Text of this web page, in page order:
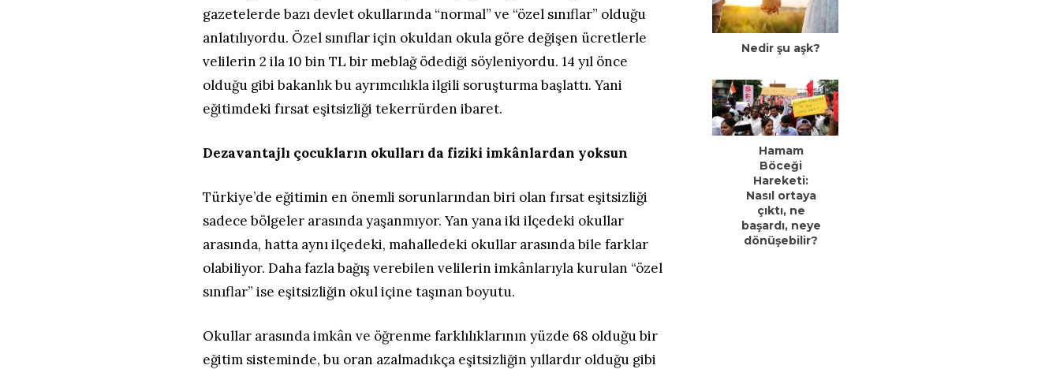
gazetelerde bazı devlet okullarında “normal” ve “özel sınıflar” olduğu
anlatılıyordu. Özel sınıflar için okuldan okula göre değişen ücretlerle
velilerin 2 ila 10 bin TL bir meblağ ödediği söyleniyordu. 14 yıl önce
olduğu gibi bakanlık bu ayrımcılıkla ilgili soruşturma başlattı. Yani
eğitimdeki fırsat eşitsizliği tekerrürden ibaret.
Dezavantajlı çocukların okulları da fiziki imkânlardan yoksun
Türkiye’de eğitimin en önemli sorunlarından biri olan fırsat eşitsizliği
sadece bölgeler arasında yaşanmıyor. Yan yana iki ilçedeki okullar
arasında, hatta aynı ilçedeki, mahalledeki okullar arasında bile farklar
olabiliyor. Daha fazla bağış verebilen velilerin imkânlarıyla kurulan “özel
sınıflar” ise eşitsizliğin okul içine taşınan boyutu.
Okullar arasında imkân ve öğrenme farklılıklarının yüzde 68 olduğu bir
eğitim sisteminde, bu oran azalmadıkça eşitsizliğin yıllardır olduğu gibi
Nedir şu aşk?
Hamam
Böceği
Hareketi:
Nasıl ortaya
çıktı, ne
başardı, neye
dönüşebilir?